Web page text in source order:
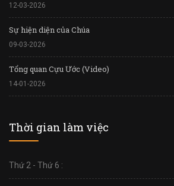
12-03-2026
Sự hiện diện của Chúa
09-03-2026
Tổng quan Cựu Ước (Video)
14-01-2026
Thời gian làm việc
Thứ 2 - Thứ 6 :